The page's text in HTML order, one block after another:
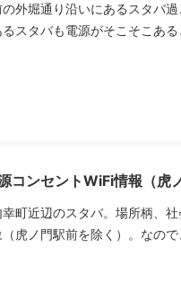
外堀通り沿いにあるスタバ
スタバも電源がそこそこあ
コンセントWiFi情報（虎
幸町近辺のスタバ。場所柄、
虎ノ門駅前を除く）。なの